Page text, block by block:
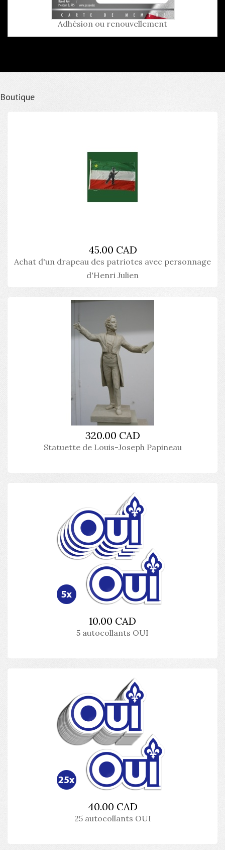
Adhésion ou renouvellement
Boutique
45.00 CAD
Achat d'un drapeau des patriotes avec personnage
d'Henri Julien
320.00 CAD
Statuette de Louis-Joseph Papineau
10.00 CAD
5 autocollants OUI
40.00 CAD
25 autocollants OUI